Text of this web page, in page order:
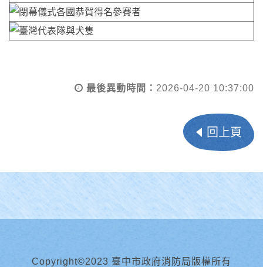
最後異動時間： 2026-04-20 10:37:00
回上頁
Copyright©2023 臺中市政府消防局版權所有